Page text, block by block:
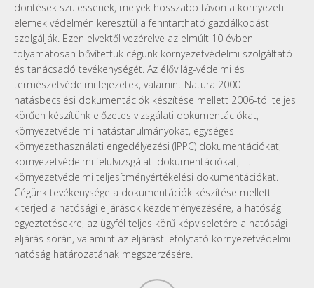
döntések szülessenek, melyek hosszabb távon a környezeti
elemek védelmén keresztül a fenntartható gazdálkodást
szolgálják. Ezen elvektől vezérelve az elmúlt 10 évben
folyamatosan bővítettük cégünk környezetvédelmi szolgáltató
és tanácsadó tevékenységét. Az élővilág-védelmi és
természetvédelmi fejezetek, valamint Natura 2000
hatásbecslési dokumentációk készítése mellett 2006-tól teljes
körűen készítünk előzetes vizsgálati dokumentációkat,
környezetvédelmi hatástanulmányokat, egységes
környezethasználati engedélyezési (IPPC) dokumentációkat,
környezetvédelmi felülvizsgálati dokumentációkat, ill.
környezetvédelmi teljesítményértékelési dokumentációkat.
Cégünk tevékenysége a dokumentációk készítése mellett
kiterjed a hatósági eljárások kezdeményezésére, a hatósági
egyeztetésekre, az ügyfél teljes körű képviseletére a hatósági
eljárás során, valamint az eljárást lefolytató környezetvédelmi
hatóság határozatának megszerzésére.